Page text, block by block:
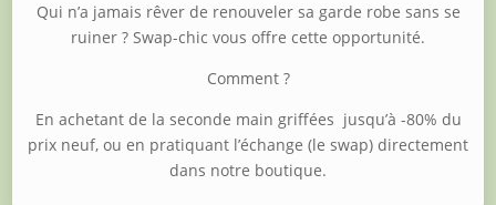
Qui n’a jamais rêver de renouveler sa garde robe sans se
ruiner ? Swap-chic vous offre cette opportunité.
Comment ?
En achetant de la seconde main griffées jusqu’à -80% du
prix neuf, ou en pratiquant l’échange (le swap) directement
dans notre boutique.